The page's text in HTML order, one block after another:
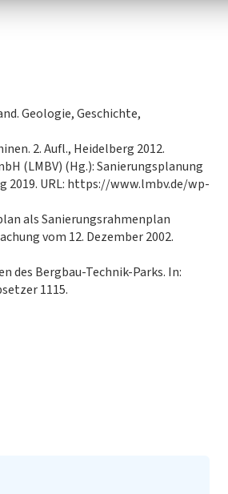
Geologie, Geschichte,
2. Aufl., Heidelberg 2012.
(LMBV) (Hg.): Sanierungsplanung
2019. URL: https://www.lmbv.de/wp-
als Sanierungsrahmenplan
vom 12. Dezember 2002.
des Bergbau-Technik-Parks. In:
1115.